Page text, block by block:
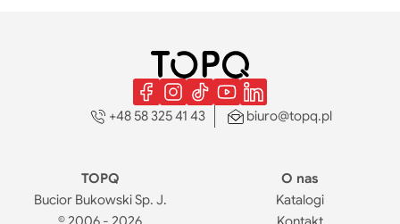
+48 58 325 41 43 biuro@topq.pl
TOPQ
Bucior Bukowski Sp. J.
O nas
Katalogi